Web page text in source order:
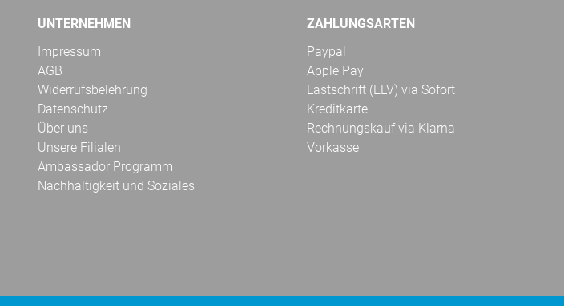
UNTERNEHMEN
Impressum
AGB
Widerrufsbelehrung
Datenschutz
Über uns
Unsere Filialen
Ambassador Programm
Nachhaltigkeit und Soziales
ZAHLUNGSARTEN
Paypal
Apple Pay
Lastschrift (ELV) via Sofort
Kreditkarte
Rechnungskauf via Klarna
Vorkasse